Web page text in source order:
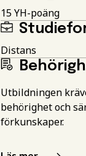
15 YH-poäng
Distans
Utbildningen
behörighet och
förkunskaper.